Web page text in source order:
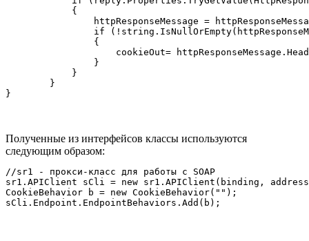
            {
httpResponseMessage =
if
                {
cookieOut=
                }
            }
        }
}
Полученные из интерфейсов классы используются
следующим образом:
//sr1 - прокси-класс для работы с SOAP
sr1.APIClient sCli = new sr1.APIClient(binding,
CookieBehavior b = new CookieBehavior("");
sCli.Endpoint.EndpointBehaviors.Add(b);